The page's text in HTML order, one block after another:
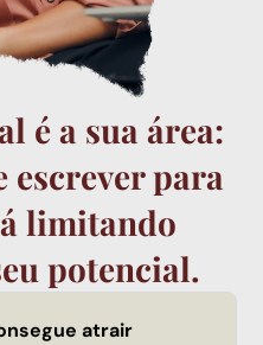
é a sua área:
escrever para
limitando
potencial.
atrair